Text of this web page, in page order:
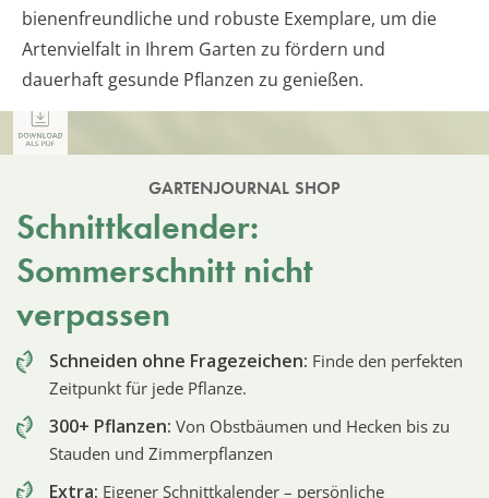
bienenfreundliche und robuste Exemplare, um die
Artenvielfalt in Ihrem Garten zu fördern und
dauerhaft gesunde Pflanzen zu genießen.
GARTENJOURNAL SHOP
Schnittkalender:
Sommerschnitt nicht
verpassen
Schneiden ohne Fragezeichen: Finde den perfekten
Zeitpunkt für jede Pflanze.
300+ Pflanzen: Von Obstbäumen und Hecken bis zu
Stauden und Zimmerpflanzen
Extra: Eigener Schnittkalender – persönliche